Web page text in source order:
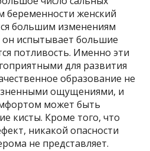
беременности женский
большим изменениям
испытывает большие
потливость. Именно эти
для развития
образование не
ощущениями, и
может быть
кисты. Кроме того, что
никакой опасности
не представляет.